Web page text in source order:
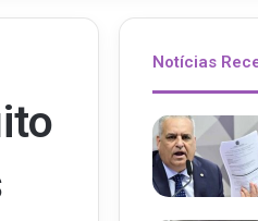
Notícias